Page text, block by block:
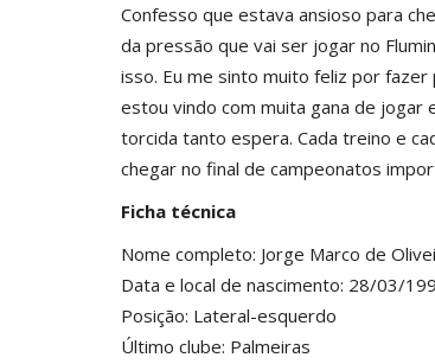
Confesso que estava ansioso para
da pressão que vai ser jogar no
isso. Eu me sinto muito feliz por
estou vindo com muita gana de jogar
torcida tanto espera. Cada treino e
chegar no final de campeonatos
Ficha técnica
Nome completo: Jorge Marco de
Data e local de nascimento: 28/03/
Posição: Lateral-esquerdo
Último clube: Palmeiras